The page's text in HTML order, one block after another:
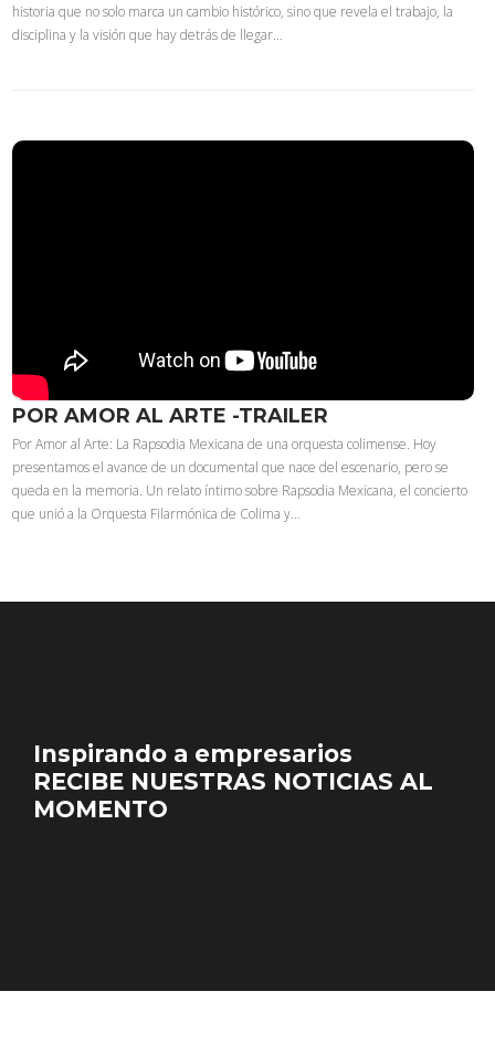
historia que no solo marca un cambio histórico, sino que revela el trabajo, la
disciplina y la visión que hay detrás de llegar…
POR AMOR AL ARTE -TRAILER
Por Amor al Arte: La Rapsodia Mexicana de una orquesta colimense. Hoy
presentamos el avance de un documental que nace del escenario, pero se
queda en la memoria. Un relato íntimo sobre Rapsodia Mexicana, el concierto
que unió a la Orquesta Filarmónica de Colima y…
Inspirando a empresarios
RECIBE NUESTRAS NOTICIAS AL
MOMENTO